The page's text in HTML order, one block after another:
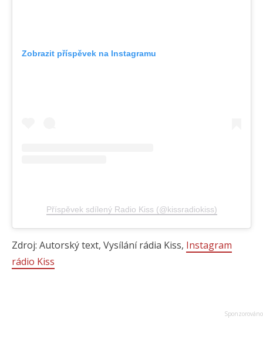
Zobrazit příspěvek na Instagramu
Příspěvek sdílený Radio Kiss (@kissradiokiss)
Zdroj: Autorský text, Vysílání rádia Kiss, Instagram
rádio Kiss